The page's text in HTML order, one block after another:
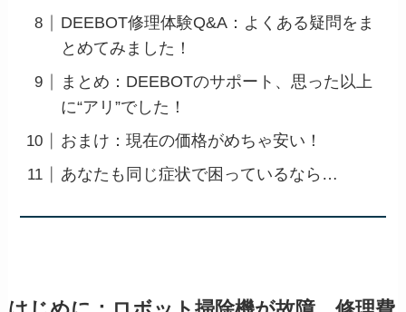
DEEBOT修理体験Q&A：よくある疑問をま
とめてみました！
まとめ：DEEBOTのサポート、思った以上
に“アリ”でした！
おまけ：現在の価格がめちゃ安い！
あなたも同じ症状で困っているなら…